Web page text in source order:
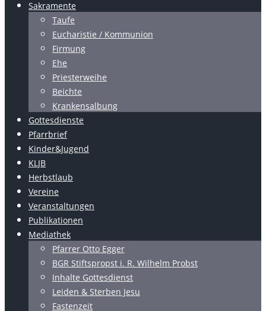
Sakramente
Taufe
Eucharistie / Kommunion
Firmung
Ehe
Priesterweihe
Beichte
Krankensalbung
Gottesdienste
Pfarrbrief
Kinder&Jugend
KLJB
Herbstlaub
Vereine
Veranstaltungen
Publikationen
Mediathek
Pfarrer Otto Egger
BGR Stiftspropst i. R. Wilhelm Probst
Inhalte Gottesdienst
Leiden & Sterben Jesu
Fastenzeit